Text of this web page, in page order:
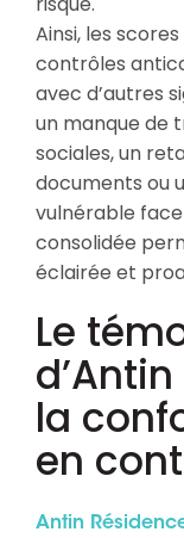
Ainsi, les
contrôles
avec d’autres
un manque de
sociales, un
documents ou
vulnérable
consolidée
éclairée et
Le
la
en
Antin